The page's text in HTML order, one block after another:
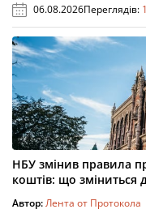
06.08.2026Переглядів:
НБУ змінив правила
коштів: що зміниться
Автор:Лента от Протокола